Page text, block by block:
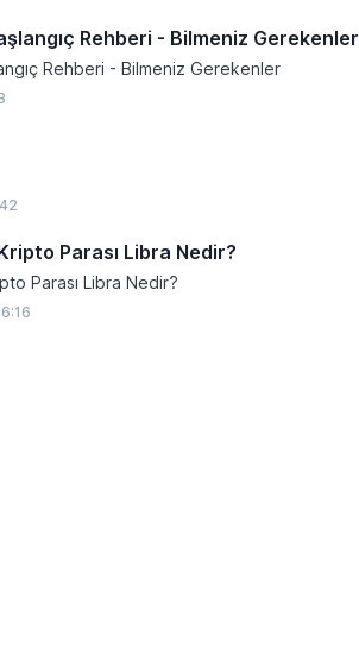
Rehberi - Bilmeniz Gerekenler
Rehberi - Bilmeniz Gerekenler
Parası Libra Nedir?
Parası Libra Nedir?